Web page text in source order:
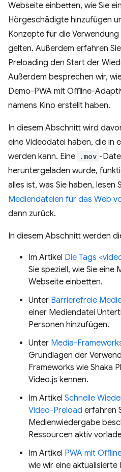
Webseite einbetten, wie Sie
Hörgeschädigte hinzufügen
Konzepte für die
gelten. Außerdem erfahren
Preloading den Start der
Außerdem besprechen wir,
Demo-PWA mit Offline-
namens Kino erstellt haben.
In diesem Abschnitt wird
eine Videodatei haben, die in
werden kann. Eine .mov -
heruntergeladen wurde,
alles ist, was Sie haben, lesen
Mediendateien für das Web
dann zurück.
In diesem Abschnitt werden
Im Artikel Die Tags
Sie speziell, wie Sie eine
Webseite einbetten.
Unter Barrierefreie
einer Mediendatei
Personen hinzufügen.
Unter Media-
Grundlagen der
Frameworks wie Shaka
Video.js kennen.
Im Artikel Schnelle
Video-Preload erfahren
Medienwiedergabe
Ressourcen aktiv
Im Artikel PWA mit
wie wir eine